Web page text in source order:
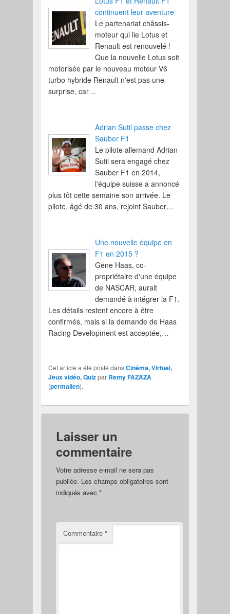
continuent leur aventure
Le partenariat châssis-
moteur qui lie Lotus et
Renault est renouvelé !
Que la nouvelle Lotus soit
motorisée par le nouveau moteur V6
turbo hybride Renault n'est pas une
surprise, car…
Adrian Sutil passe chez
Sauber F1
Le pilote allemand Adrian
Sutil sera engagé chez
Sauber F1 en 2014,
l'équipe suisse a annoncé
plus tôt cette semaine son arrivée. Le
pilote, âgé de 30 ans, rejoint Sauber…
Une nouvelle équipe en
F1 en 2015 ?
Gene Haas, co-
propriétaire d'une équipe
de NASCAR, aurait
demandé à intégrer la F1.
Les détails restent encore à être
confirmés, mais si la demande de Haas
Racing Development est acceptée,…
Cet article a été posté dansCinéma, Virtuel,
Jeux vidéo, Quizpar Remy FAZAZA
(permalien).
Laisser un
commentaire
Votre adresse e-mail ne sera pas
publiée. Les champs obligatoires sont
indiqués avec *
Commentaire *